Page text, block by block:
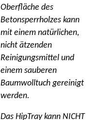
Oberfläche des
Betonsperrholzes kann
mit einem natürlichen,
nicht ätzenden
Reinigungsmittel und
einem sauberen
Baumwolltuch gereinigt
werden.
Das HipTray kann NICHT